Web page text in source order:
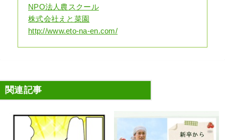
NPO法人農スクール
株式会社えと菜園
http://www.eto-na-en.com/
関連記事